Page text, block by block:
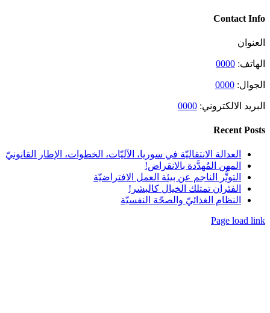
0000
في سوريا، الآليّات، الخطوات، الإطار القانونيّ
بالانقراض!
عن بيئة العمل الافتراضيّة
الخيال كالبشر!
والصحّة النفسيّة